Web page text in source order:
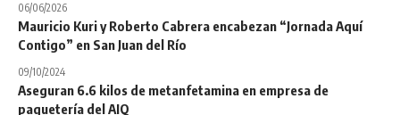
06/06/2026
Mauricio Kuri y Roberto Cabrera encabezan “Jornada Aquí
Contigo” en San Juan del Río
09/10/2024
Aseguran 6.6 kilos de metanfetamina en empresa de
paquetería del AIQ